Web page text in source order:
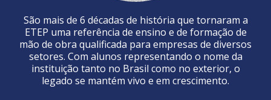
São mais de 6 décadas de história que tornaram a
ETEP uma referência de ensino e de formação de
mão de obra qualificada para empresas de diversos
setores. Com alunos representando o nome da
instituição tanto no Brasil como no exterior, o
legado se mantém vivo e em crescimento.